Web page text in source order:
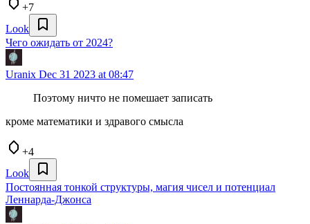
+7
Look
Чего ожидать от 2024?
Uranix Dec 31 2023 at 08:47
Поэтому ничто не помешает записать
кроме математики и здравого смысла
+4
Look
Постоянная тонкой структуры, магия чисел и потенциал
Леннарда-Джонса